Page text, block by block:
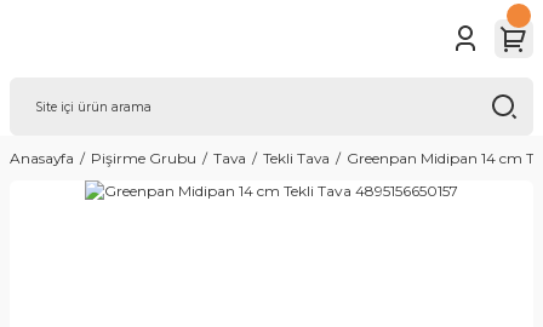
Anasayfa Pişirme Grubu Tava Tekli Tava Greenpan Midipan 14 cm